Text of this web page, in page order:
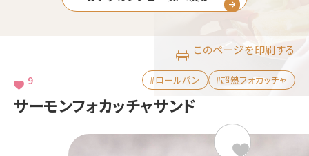
サーモンフォカッチャサンド
9 #ロールパン #超熟フォカッチャ
このページを印刷する